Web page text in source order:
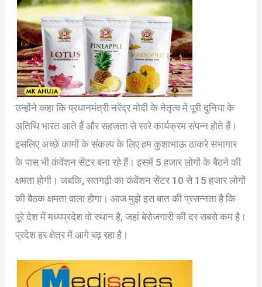
उन्होंने कहा कि प्रधानमंत्री नरेंद्र मोदी के नेतृत्व में पूरी दुनिया के
अतिथि भारत आते हैं और सहजता से सारे कार्यक्रम संपन्न होते हैं।
इसलिए अच्छे कामों के संकल्प के लिए हम कुशाभाऊ ठाकरे सभागार
के पास भी कंवेंशन सेंटर बना रहे हैं। इसमें 5 हजार लोगों के बैठने की
क्षमता होगी। जबकि, सतगढ़ी का कंवेंशन सेंटर 10 से 15 हजार लोगों
की बैठक क्षमता वाला होगा। आज मुझे इस बात की प्रसन्नता है कि
पूरे देश में मध्यप्रदेश वो स्थान है, जहां बेरोजगारी की दर सबसे कम है।
प्रदेश हर क्षेत्र में आगे बढ़ रहा है।